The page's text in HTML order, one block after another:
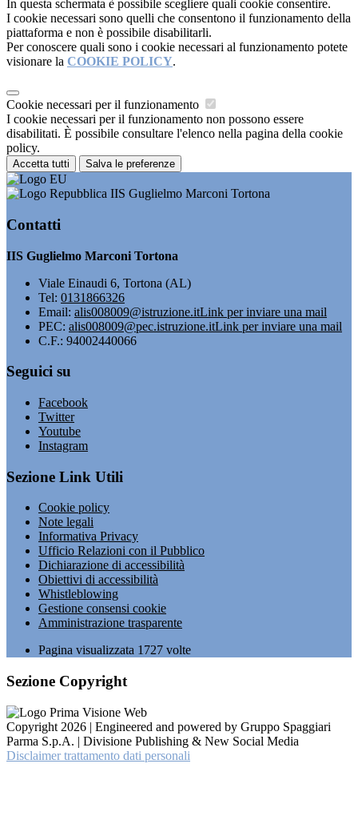
In questa schermata è possibile scegliere quali cookie consentire.
I cookie necessari sono quelli che consentono il funzionamento della
piattaforma e non è possibile disabilitarli.
Per conoscere quali sono i cookie necessari al funzionamento potete
visionare la COOKIE POLICY.
Cookie necessari per il funzionamento
I cookie necessari per il funzionamento non possono essere
disabilitati. È possibile consultare l'elenco nella pagina della cookie
policy.
Accetta tutti Salva le preferenze
IIS Guglielmo Marconi Tortona
Contatti
IIS Guglielmo Marconi Tortona
Viale Einaudi 6, Tortona (AL)
Tel: 0131866326
Email: alis008009@istruzione.itLink per inviare una mail
PEC: alis008009@pec.istruzione.itLink per inviare una mail
C.F.: 94002440066
Seguici su
Facebook
Twitter
Youtube
Instagram
Sezione Link Utili
Cookie policy
Note legali
Informativa Privacy
Ufficio Relazioni con il Pubblico
Dichiarazione di accessibilità
Obiettivi di accessibilità
Whistleblowing
Gestione consensi cookie
Amministrazione trasparente
Pagina visualizzata 1727 volte
Sezione Copyright
Copyright 2026 | Engineered and powered by Gruppo Spaggiari
Parma S.p.A. | Divisione Publishing & New Social Media
Disclaimer trattamento dati personali